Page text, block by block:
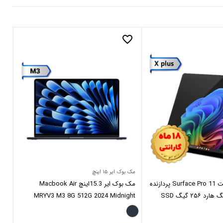
تبلت مایکروسافت Surface Pro 11 پردازنده
favorite_border
مک بوک ایر ۱۵ اینچ
مک بوک ایر 15.3اینچ Macbook Air
MRYV3 M3 8G 512G 2024 Midnight